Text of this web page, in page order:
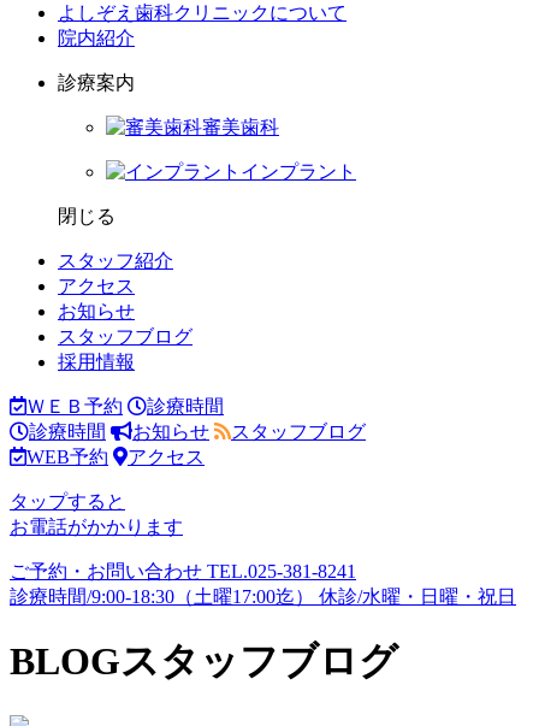
よしぞえ歯科クリニックについて
院内紹介
診療案内
審美歯科
インプラント
閉じる
スタッフ紹介
アクセス
お知らせ
スタッフブログ
採用情報
ＷＥＢ予約
診療時間
診療時間
お知らせ
スタッフブログ
WEB予約
アクセス
タップすると
お電話がかかります
ご予約・お問い合わせ TEL.025-381-8241
診療時間/9:00-18:30（土曜17:00迄）
休診/水曜・日曜・祝日
BLOGスタッフブログ